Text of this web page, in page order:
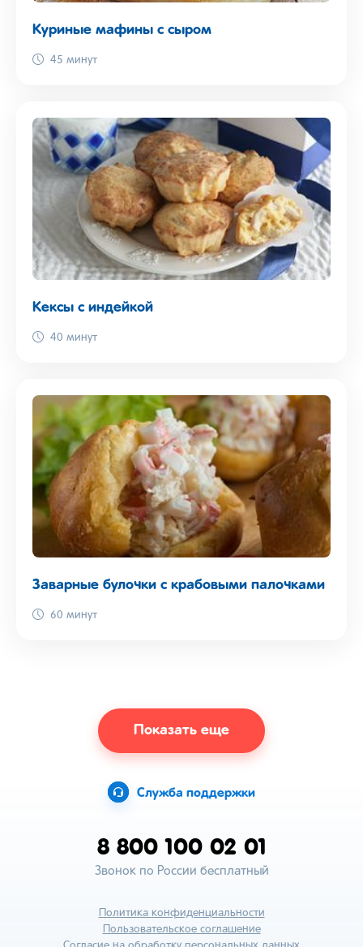
Куриные мафины с сыром
45 минут
Кексы с индейкой
40 минут
Заварные булочки с крабовыми палочками
60 минут
Показать еще
Служба поддержки
8 800 100 02 01
Звонок по России бесплатный
Политика конфиденциальности
Пользовательское соглашение